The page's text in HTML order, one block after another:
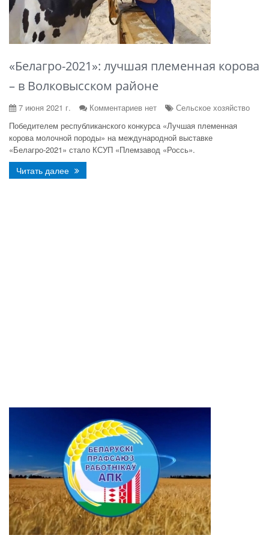
«Белагро-2021»: лучшая племенная корова
– в Волковысском районе
7 июня 2021 г. Комментариев нет
Сельское хозяйство
Победителем республиканского конкурса «Лучшая племенная
корова молочной породы» на международной выставке
«Белагро-2021» стало КСУП «Племзавод «Россь».
Читать далее